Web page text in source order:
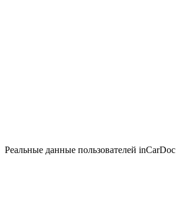
Реальные данные пользователей inCarDoc